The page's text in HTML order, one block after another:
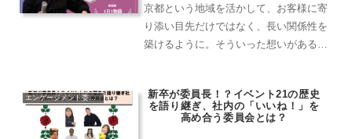
に力を発揮できる環境が創り出せます！
京都という地域を活かして、お客様に寄
り添い目先だけではなく、長い関係性を
築けるように。そういった想いがある中
エンゲージメント委員会
新卒が委員長！？イベント21の歴史
を語り継ぎ、社内の「いいね！」を
高め合う委員会とは？